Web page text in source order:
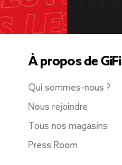
À propos de GiFi
Qui sommes-nous ?
Nous rejoindre
Tous nos magasins
Press Room